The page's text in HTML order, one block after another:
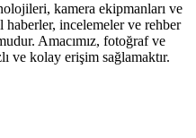
kamera ekipmanları ve
haberler, incelemeler ve rehber
Amacımız, fotoğraf ve
ve kolay erişim sağlamaktır.